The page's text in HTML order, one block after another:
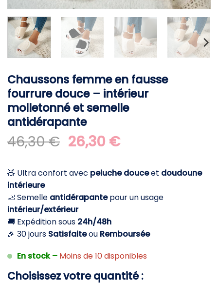
Chaussons femme en fausse
fourrure douce – intérieur
molletonné et semelle
antidérapante
46,30€ Le
prix
initial
était :
46,30 €.
26,30 €Le
actuel
est :
26,30 €.
🧸 Ultra confort avec peluche douceet doudoune
intérieure
🦶 Semelle antidérapantepour un usage
intérieur/extérieur
🚚 Expédition sous 24h/48h
🎉 30 jours Satisfaiteou Remboursée
En stock – Moins de 10 disponibles
Choisissez votre quantité :